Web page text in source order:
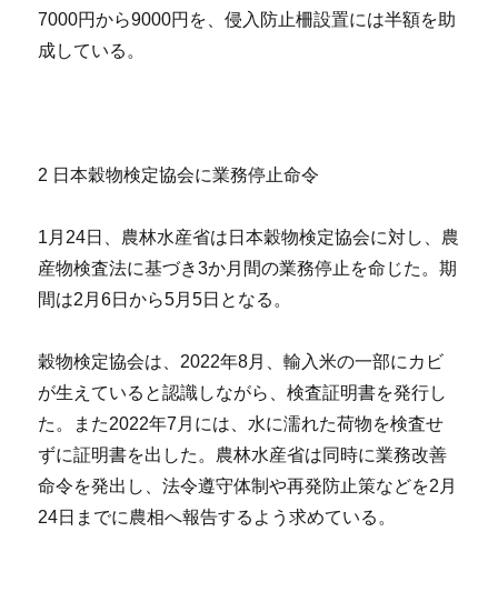
7000円から9000円を、侵入防止柵設置には半額を助
成している。
2 日本穀物検定協会に業務停止命令
1月24日、農林水産省は日本穀物検定協会に対し、農
産物検査法に基づき3か月間の業務停止を命じた。期
間は2月6日から5月5日となる。
穀物検定協会は、2022年8月、輸入米の一部にカビ
が生えていると認識しながら、検査証明書を発行し
た。また2022年7月には、水に濡れた荷物を検査せ
ずに証明書を出した。農林水産省は同時に業務改善
命令を発出し、法令遵守体制や再発防止策などを2月
24日までに農相へ報告するよう求めている。